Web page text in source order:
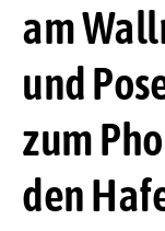
am
und
zum
den